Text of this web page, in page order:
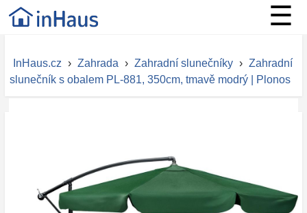
☰
InHaus.cz › Zahrada › Zahradní slunečníky › Zahradní
slunečník s obalem PL-881, 350cm, tmavě modrý | Plonos